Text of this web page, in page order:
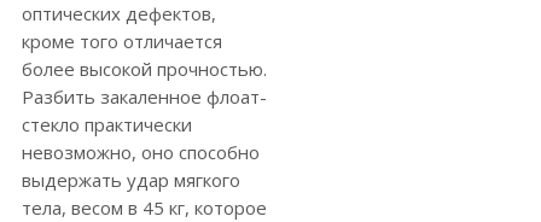
оптических дефектов,
кроме того отличается
более высокой прочностью.
Разбить закаленное флоат-
стекло практически
невозможно, оно способно
выдержать удар мягкого
тела, весом в 45 кг, которое